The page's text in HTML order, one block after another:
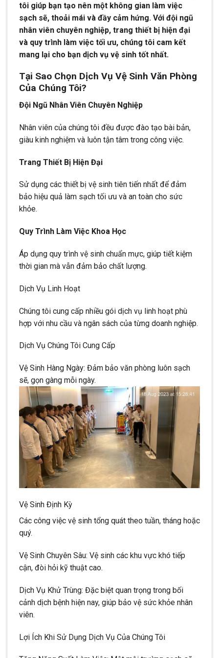
tôi giúp bạn tạo nên một không gian làm việc
sạch sẽ, thoải mái và đầy cảm hứng. Với đội ngũ
nhân viên chuyên nghiệp, trang thiết bị hiện đại
và quy trình làm việc tối ưu, chúng tôi cam kết
mang lại cho bạn dịch vụ vệ sinh tốt nhất.
Tại Sao Chọn Dịch Vụ Vệ Sinh Văn Phòng
Của Chúng Tôi?
Đội Ngũ Nhân Viên Chuyên Nghiệp
Nhân viên của chúng tôi đều được đào tạo bài bản,
giàu kinh nghiệm và luôn tận tâm trong công việc.
Trang Thiết Bị Hiện Đại
Sử dụng các thiết bị vệ sinh tiên tiến nhất để đảm
bảo hiệu quả làm sạch tối ưu và an toàn cho sức
khỏe.
Quy Trình Làm Việc Khoa Học
Áp dụng quy trình vệ sinh chuẩn mực, giúp tiết kiệm
thời gian mà vẫn đảm bảo chất lượng.
Dịch Vụ Linh Hoạt
Chúng tôi cung cấp nhiều gói dịch vụ linh hoạt phù
hợp với nhu cầu và ngân sách của từng doanh nghiệp.
Dịch Vụ Chúng Tôi Cung Cấp
Vệ Sinh Hàng Ngày: Đảm bảo văn phòng luôn sạch
sẽ, gọn gàng mỗi ngày.
Vệ Sinh Định Kỳ
Các công việc vệ sinh tổng quát theo tuần, tháng hoặc
quý.
Vệ Sinh Chuyên Sâu: Vệ sinh các khu vực khó tiếp
cận, đòi hỏi kỹ thuật cao.
Dịch Vụ Khử Trùng: Đặc biệt quan trọng trong bối
cảnh dịch bệnh hiện nay, giúp bảo vệ sức khỏe nhân
viên.
Lợi Ích Khi Sử Dụng Dịch Vụ Của Chúng Tôi